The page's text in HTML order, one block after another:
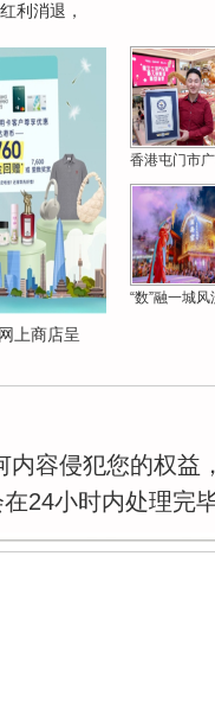
利消退，
上商店呈
香港屯门市
“数”融一城风
内容侵犯您的权益
24小时内处理完